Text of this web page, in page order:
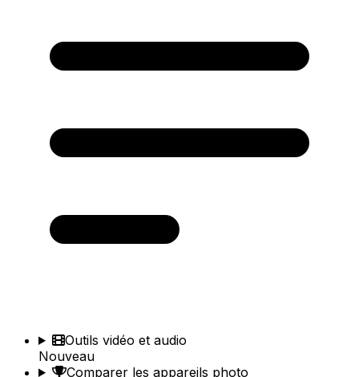
Outils vidéo et audio
Nouveau
Comparer les appareils photo